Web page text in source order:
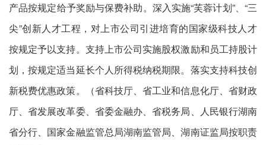
产品按规定给予奖励与保费补助。深入实施“芙蓉计划”、“三
尖”创新人才工程，对上市公司引进培育的国家级科技人才
按规定予以支持。支持上市公司实施股权激励和员工持股计
划，按规定适当延长个人所得税纳税期限。落实支持科技创
新税费优惠政策。（省科技厅、省工业和信息化厅、省财政
厅、省发展改革委、省委金融办、省税务局、人民银行湖南
省分行、国家金融监管总局湖南监管局、湖南证监局按职责